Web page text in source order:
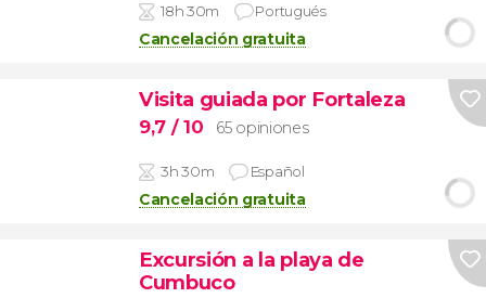
18h 30m Portugués
Cancelación gratuita
Visita guiada por Fortaleza
9,7 / 10 65 opiniones
3h 30m Español
Cancelación gratuita
Excursión a la playa de
Cumbuco